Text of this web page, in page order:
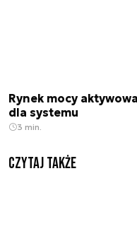
Rynek mocy
dla systemu
3 min.
Czytaj także